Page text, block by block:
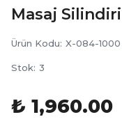
Masaj
Ürün Kodu: X-084-1000
Stok: 3
₺ 1,960.00